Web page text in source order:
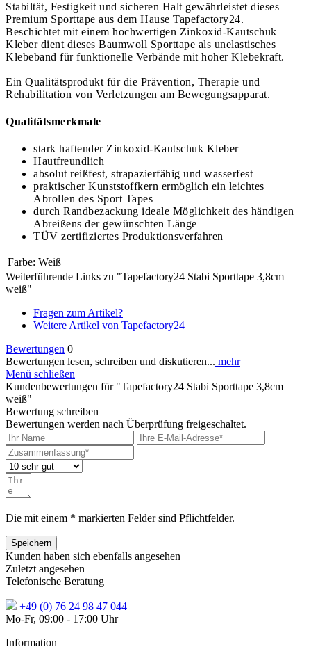
Stabiltät, Festigkeit und sicheren Halt gewährleistet dieses
Premium Sporttape aus dem Hause Tapefactory24.
Beschichtet mit einem hochwertigen Zinkoxid-Kautschuk
Kleber dient dieses Baumwoll Sporttape als unelastisches
Klebeband für funktionelle Verbände mit hoher Klebekraft.
Ein Qualitätsprodukt für die Prävention, Therapie und
Rehabilitation von Verletzungen am Bewegungsapparat.
Qualitätsmerkmale
stark haftender Zinkoxid-Kautschuk Kleber
Hautfreundlich
absolut reißfest, strapazierfähig und wasserfest
praktischer Kunststoffkern ermöglich ein leichtes
Abrollen des Sport Tapes
durch Randbezackung ideale Möglichkeit des händigen
Abreißens der gewünschten Länge
TÜV zertifiziertes Produktionsverfahren
Farbe: Weiß
Weiterführende Links zu "Tapefactory24 Stabi Sporttape 3,8cm
weiß"
Fragen zum Artikel?
Weitere Artikel von Tapefactory24
Bewertungen 0
Bewertungen lesen, schreiben und diskutieren... mehr
Menü schließen
Kundenbewertungen für "Tapefactory24 Stabi Sporttape 3,8cm
weiß"
Bewertung schreiben
Bewertungen werden nach Überprüfung freigeschaltet.
Die mit einem * markierten Felder sind Pflichtfelder.
Speichern
Kunden haben sich ebenfalls angesehen
Zuletzt angesehen
Telefonische Beratung
+49 (0) 76 24 98 47 044
Mo-Fr, 09:00 - 17:00 Uhr
Information